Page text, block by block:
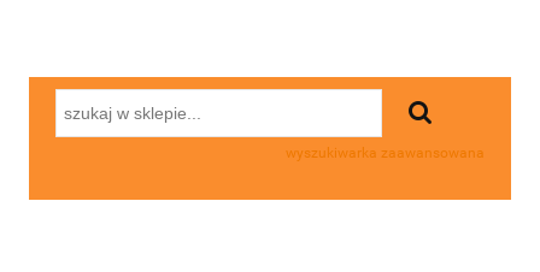
wyszukiwarka zaawansowana